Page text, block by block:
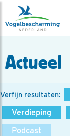
Actueel
Verfijn resultaten:
Verdieping
Podcast